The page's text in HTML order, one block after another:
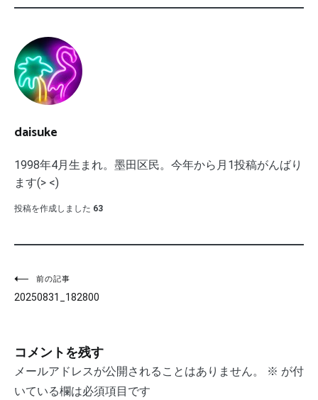
daisuke
1998年4月生まれ。墨田区民。今年から月1投稿がんばり
ます(> <)
投稿を作成しました 63
投
稿
ビ
ゲ
前の記事
20250831_182800
コメントを残す
メールアドレスが公開されることはありません。 ※ が付
いている欄は必須項目です